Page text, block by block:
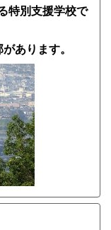
特別支援学校で
あります。